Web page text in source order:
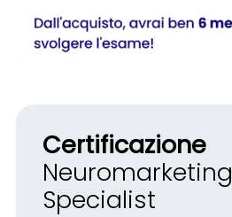
Certificazione
Neuromarketing
Specialist